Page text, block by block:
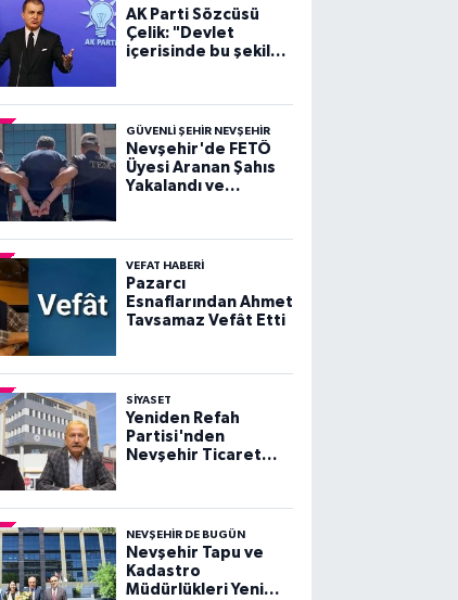
AK Parti Sözcüsü
Çelik: "Devlet
içerisinde bu şekilde
varsa devletten
söküp atacağız"
GÜVENLI ŞEHIR NEVŞEHIR
Nevşehir'de FETÖ
Üyesi Aranan Şahıs
Yakalandı ve
VEFAT HABERI
Pazarcı
Esnaflarından Ahmet
Tavsamaz Vefât Etti
SIYASET
Yeniden Refah
Partisi'nden
Nevşehir Ticaret
NEVŞEHIR DE BUGÜN
Nevşehir Tapu ve
Kadastro
Müdürlükleri Yeni